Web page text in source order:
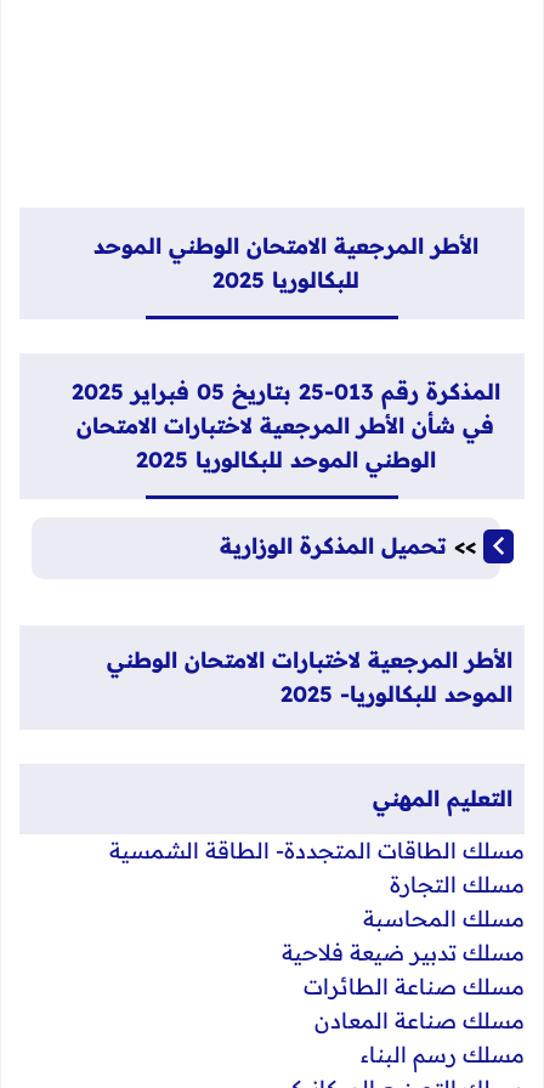
الأطر المرجعية الامتحان الوطني الموحد
للبكالوريا 2025
المذكرة رقم 013-25 بتاريخ 05 فبراير 2025
في شأن الأطر المرجعية لاختبارات الامتحان
الوطني الموحد للبكالوريا 2025
>> تحميل المذكرة الوزارية
الأطر المرجعية لاختبارات الامتحان الوطني
الموحد للبكالوريا- 2025
التعليم المهني​​​
مسلك الطاقات المتجددة- الطاقة الشمسية
​مسلك التجارة
مسلك المحاسبة
مسلك تدبير ضيعة فلاحية
مسلك صناعة الطائرات
مسلك صناعة المعادن
مسلك رسم البناء